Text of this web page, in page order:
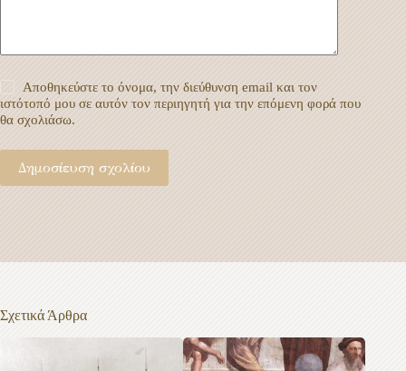
Αποθηκεύστε το όνομα, την διεύθυνση email και τον
ιστότοπό μου σε αυτόν τον περιηγητή για την επόμενη φορά που
θα σχολιάσω.
Δημοσίευση σχολίου
Σχετικά Άρθρα